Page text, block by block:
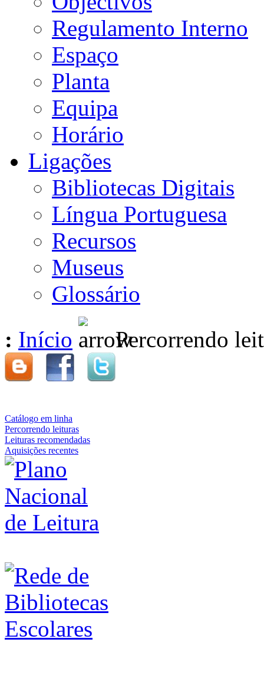
Regulamento Interno
Espaço
Planta
Equipa
Horário
Ligações
Bibliotecas Digitais
Língua Portuguesa
Recursos
Museus
Glossário
: Início Percorrendo
Catálogo em linha
Percorrendo leituras
Leituras recomendadas
Aquisições recentes